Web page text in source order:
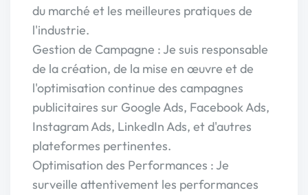
du marché et les meilleures pratiques de
l'industrie.
Gestion de Campagne : Je suis responsable
de la création, de la mise en œuvre et de
l'optimisation continue des campagnes
publicitaires sur Google Ads, Facebook Ads,
Instagram Ads, LinkedIn Ads, et d'autres
plateformes pertinentes.
Optimisation des Performances : Je
surveille attentivement les performances